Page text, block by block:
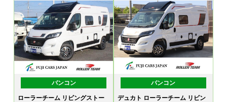
バンコン
ローラーチーム リビングストー
バンコン
デュカト ローラーチーム リビン